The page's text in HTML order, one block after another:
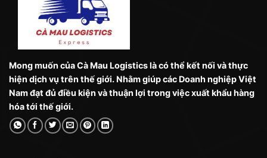
Mong muốn của Cà Mau Logistics là có thể kết nối và thực
hiện dịch vụ trên thế giới. Nhằm giúp các Doanh nghiệp Việt
Nam đạt đủ điều kiện và thuận lợi trong việc xuất khẩu hàng
hóa tới thế giới.